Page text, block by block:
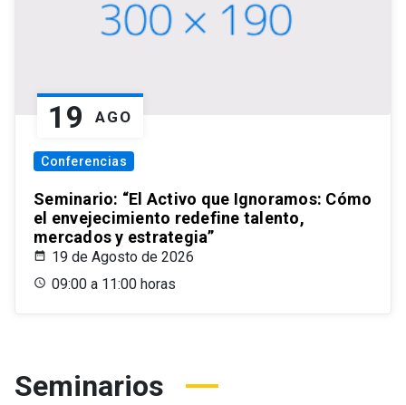
19 AGO
Conferencias
Seminario: “El Activo que Ignoramos: Cómo
el envejecimiento redefine talento,
mercados y estrategia”
19 de Agosto de 2026
09:00 a 11:00 horas
Seminarios